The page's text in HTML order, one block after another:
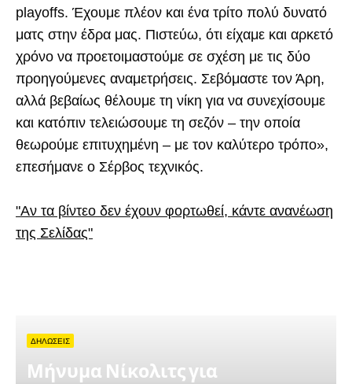
playoffs. Έχουμε πλέον και ένα τρίτο πολύ δυνατό
ματς στην έδρα μας. Πιστεύω, ότι είχαμε και αρκετό
χρόνο να προετοιμαστούμε σε σχέση με τις δύο
προηγούμενες αναμετρήσεις. Σεβόμαστε τον Άρη,
αλλά βεβαίως θέλουμε τη νίκη για να συνεχίσουμε
και κατόπιν τελειώσουμε τη σεζόν – την οποία
θεωρούμε επιτυχημένη – με τον καλύτερο τρόπο»,
επεσήμανε ο Σέρβος τεχνικός.
"Αν τα βίντεο δεν έχουν φορτωθεί, κάντε ανανέωση
της Σελίδας"
ΔΗΛΩΣΕΙΣ
Μήνυμα Νίκολιτς για